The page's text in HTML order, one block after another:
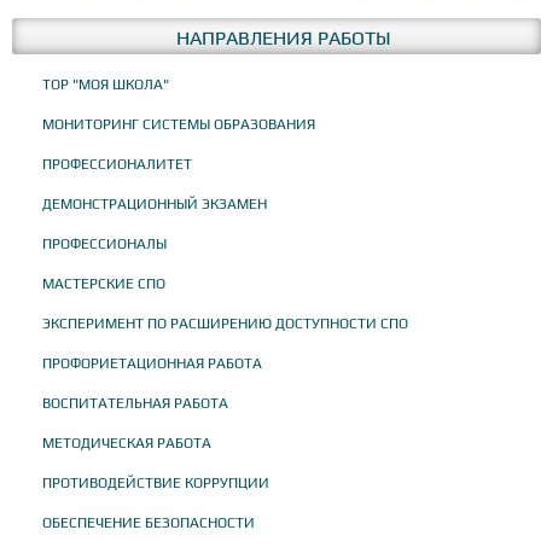
НАПРАВЛЕНИЯ РАБОТЫ
ТОР "МОЯ ШКОЛА"
МОНИТОРИНГ СИСТЕМЫ ОБРАЗОВАНИЯ
ПРОФЕССИОНАЛИТЕТ
ДЕМОНСТРАЦИОННЫЙ ЭКЗАМЕН
ПРОФЕССИОНАЛЫ
МАСТЕРСКИЕ СПО
ЭКСПЕРИМЕНТ ПО РАСШИРЕНИЮ ДОСТУПНОСТИ СПО
ПРОФОРИЕТАЦИОННАЯ РАБОТА
ВОСПИТАТЕЛЬНАЯ РАБОТА
МЕТОДИЧЕСКАЯ РАБОТА
ПРОТИВОДЕЙСТВИЕ КОРРУПЦИИ
ОБЕСПЕЧЕНИЕ БЕЗОПАСНОСТИ